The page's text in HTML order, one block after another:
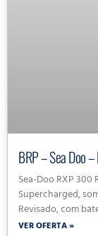
BRP – Sea Doo
Sea-Doo RXP
Supercharged,
Revisado, com
VER OFERTA »